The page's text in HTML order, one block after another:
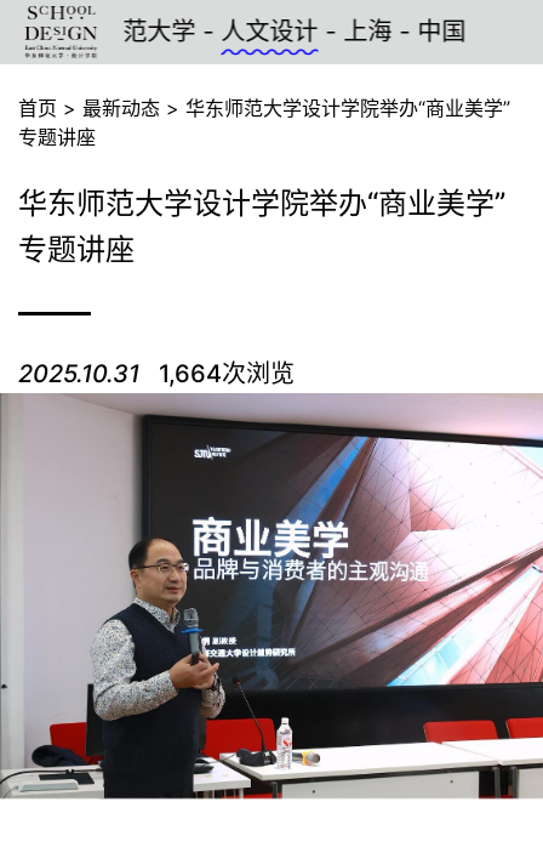
华东师范大学 -人文设计- 上海 - 中国
首页 > 最新动态 > 华东师范大学设计学院举办“商业美学”
专题讲座
华东师范大学设计学院举办“商业美学”
专题讲座
2025.10.31 1,664次浏览